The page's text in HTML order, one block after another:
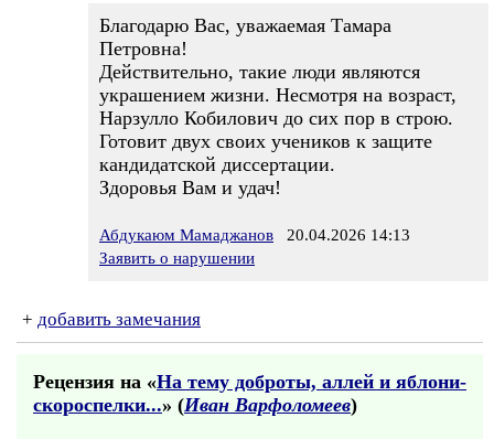
Благодарю Вас, уважаемая Тамара
Петровна!
Действительно, такие люди являются
украшением жизни. Несмотря на возраст,
Нарзулло Кобилович до сих пор в строю.
Готовит двух своих учеников к защите
кандидатской диссертации.
Здоровья Вам и удач!
Абдукаюм Мамаджанов 20.04.2026 14:13
Заявить о нарушении
+ добавить замечания
Рецензия на «На тему доброты, аллей и яблони-
скороспелки...» (Иван Варфоломеев)